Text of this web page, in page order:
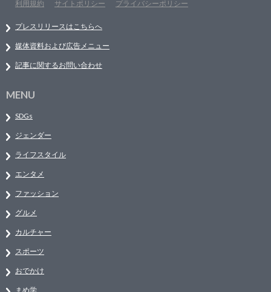
利用規約
サイトポリシー プライバシーポリシー
プレスリリースはこちらへ
媒体資料および広告メニュー
記事に関するお問い合わせ
MENU
SDGs
ジェンダー
ライフスタイル
エンタメ
ファッション
グルメ
カルチャー
スポーツ
おでかけ
まめ学